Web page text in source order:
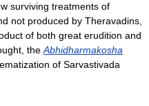
surviving treatments of
not produced by Theravadins,
of both great erudition and
the Abhidharmakosha
of Sarvastivada